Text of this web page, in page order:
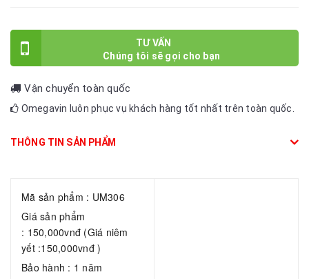
TƯ VẤN
Vận chuyển toàn quốc
Omegavin luôn phục vụ khách hàng tốt nhất trên toàn quốc.
THÔNG TIN SẢN PHẨM
Mã sản phẩm : UM306
Giá sản phẩm
: 150,000vnđ (Giá niêm
yết :150,000vnđ )
Bảo hành : 1 năm